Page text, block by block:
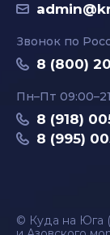
Звонок по
8 (800)
Пн–Пт
8 (918)
8 (995)
© Куда на Юга